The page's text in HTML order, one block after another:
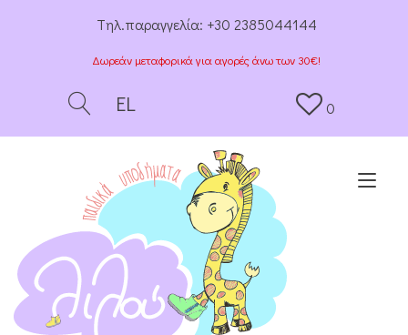
Tηλ.παραγγελία: +30 2385044144
Δωρεάν μεταφορικά για αγορές άνω των 30€!
EL 0